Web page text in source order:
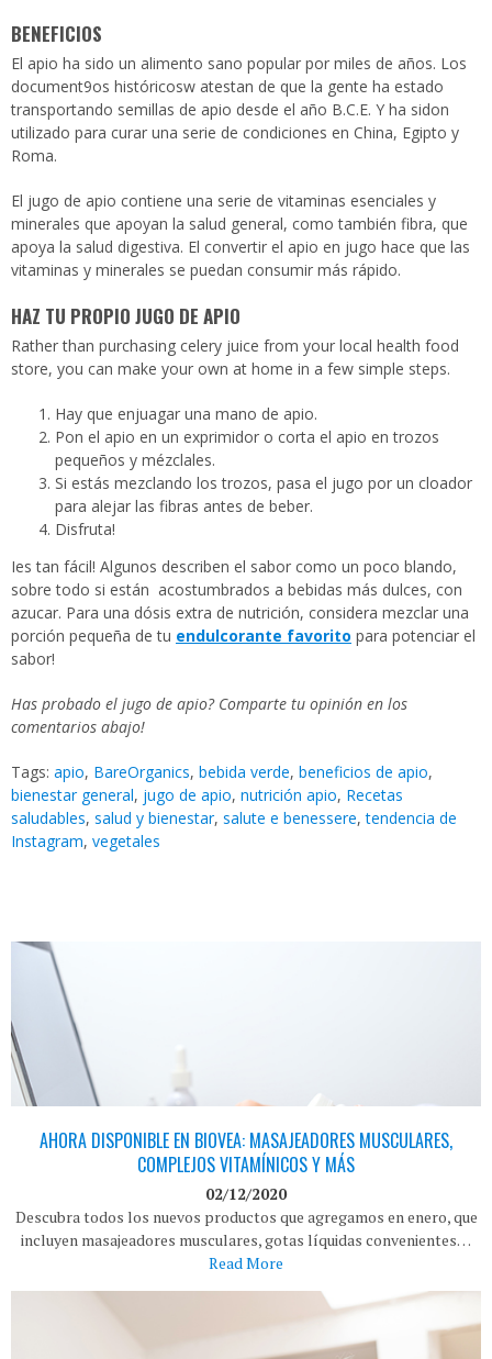
BENEFICIOS
El apio ha sido un alimento sano popular por miles de años. Los
document9os históricosw atestan de que la gente ha estado
transportando semillas de apio desde el año B.C.E. Y ha sidon
utilizado para curar una serie de condiciones en China, Egipto y
Roma.
El jugo de apio contiene una serie de vitaminas esenciales y
minerales que apoyan la salud general, como también fibra, que
apoya la salud digestiva. El convertir el apio en jugo hace que las
vitaminas y minerales se puedan consumir más rápido.
HAZ TU PROPIO JUGO DE APIO
Rather than purchasing celery juice from your local health food
store, you can make your own at home in a few simple steps.
Hay que enjuagar una mano de apio.
Pon el apio en un exprimidor o corta el apio en trozos
pequeños y mézclales.
Si estás mezclando los trozos, pasa el jugo por un cloador
para alejar las fibras antes de beber.
Disfruta!
Ies tan fácil! Algunos describen el sabor como un poco blando,
sobre todo si están acostumbrados a bebidas más dulces, con
azucar. Para una dósis extra de nutrición, considera mezclar una
porción pequeña de tu endulcorante favorito para potenciar el
sabor!
Has probado el jugo de apio? Comparte tu opinión en los
comentarios abajo!
Tags: apio, BareOrganics, bebida verde, beneficios de apio,
bienestar general, jugo de apio, nutrición apio, Recetas
saludables, salud y bienestar, salute e benessere,tendencia de
Instagram, vegetales
AHORA DISPONIBLE EN BIOVEA: MASAJEADORES MUSCULARES,
COMPLEJOS VITAMÍNICOS Y MÁS
02/12/2020
Descubra todos los nuevos productos que agregamos en enero, que
incluyen masajeadores musculares, gotas líquidas convenientes…
Read More